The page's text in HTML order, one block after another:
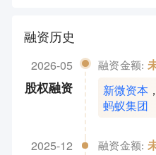
融资历史
2026-05
股权融资
融资金额:
新微资本 ，
蚂蚁集团
2025-12 融资金额: